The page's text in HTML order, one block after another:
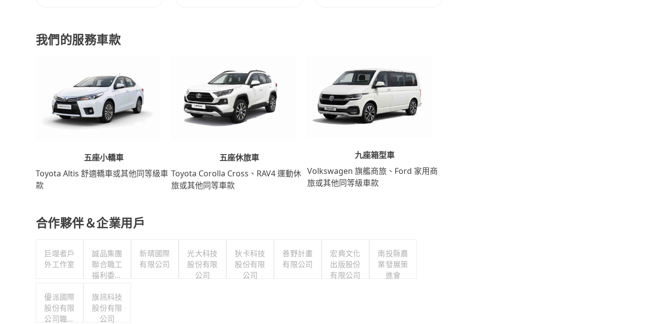
我們的服務車款
五座小轎車
Toyota Altis 舒適轎車或其他同等級車
款
五座休旅車
Toyota Corolla Cross、RAV4 運動休
旅或其他同等車款
九座箱型車
Volkswagen 旗艦商旅、Ford 家用商
旅或其他同等級車款
合作夥伴＆企業用戶
巨噬者戶
外工作室
誠品集團
聯合職工
福利委員
新晴國際
有限公司
光大科技
股份有限
公司
狄卡科技
股份有限
公司
善野計畫
有限公司
宏典文化
出版股份
有限公司
南投縣農
業發展策
進會
優派國際
股份有限
公司職工
旗訊科技
股份有限
公司